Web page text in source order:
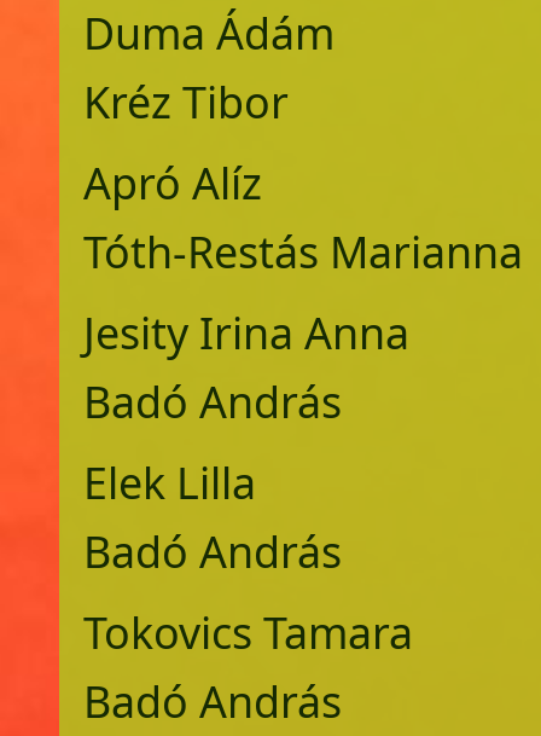
Duma
Kréz Tibor
Apró Alíz
Tóth-Restás
Jesity Irina
Badó András
Elek Lilla
Badó András
Tokovics
Badó András